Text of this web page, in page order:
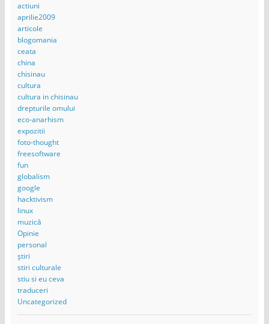
actiuni
aprilie2009
articole
blogomania
ceata
china
chisinau
cultura
cultura in chisinau
drepturile omului
eco-anarhism
expozitii
foto-thought
freesoftware
fun
globalism
google
hacktivism
linux
muzică
Opinie
personal
știri
stiri culturale
stiu si eu ceva
traduceri
Uncategorized